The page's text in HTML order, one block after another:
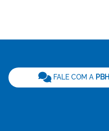
FALE COM A PBH